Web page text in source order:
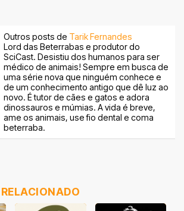
Outros posts de Tarik Fernandes
Lord das Beterrabas e produtor do
SciCast. Desistiu dos humanos para ser
médico de animais! Sempre em busca de
uma série nova que ninguém conhece e
de um conhecimento antigo que dê luz ao
novo. É tutor de cães e gatos e adora
dinossauros e múmias. A vida é breve,
ame os animais, use fio dental e coma
beterraba.